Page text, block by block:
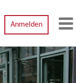
Anmelden